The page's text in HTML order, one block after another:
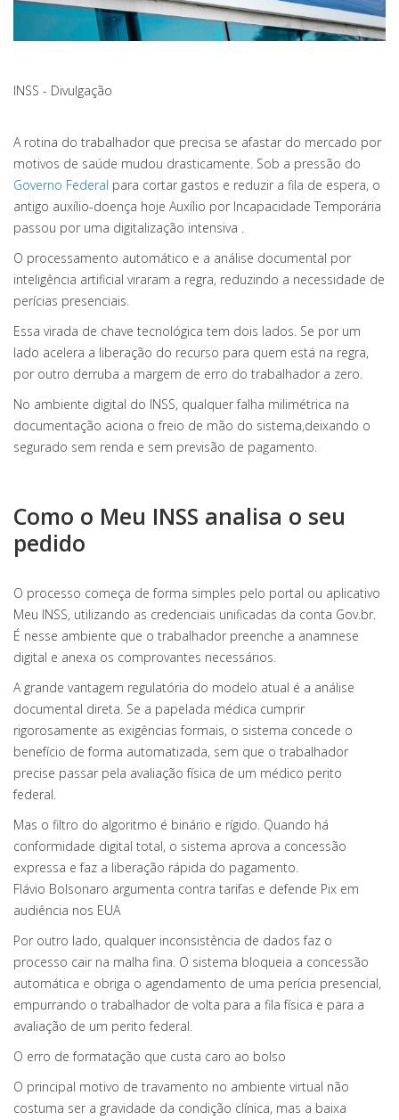
INSS - Divulgação
A rotina do trabalhador que precisa se afastar do mercado por
motivos de saúde mudou drasticamente. Sob a pressão do
Governo Federal para cortar gastos e reduzir a fila de espera, o
antigo auxílio-doença hoje Auxílio por Incapacidade Temporária
passou por uma digitalização intensiva .
O processamento automático e a análise documental por
inteligência artificial viraram a regra, reduzindo a necessidade de
perícias presenciais.
Essa virada de chave tecnológica tem dois lados. Se por um
lado acelera a liberação do recurso para quem está na regra,
por outro derruba a margem de erro do trabalhador a zero.
No ambiente digital do INSS, qualquer falha milimétrica na
documentação aciona o freio de mão do sistema,deixando o
segurado sem renda e sem previsão de pagamento.
Como o Meu INSS analisa o seu
pedido
O processo começa de forma simples pelo portal ou aplicativo
Meu INSS, utilizando as credenciais unificadas da conta Gov.br.
É nesse ambiente que o trabalhador preenche a anamnese
digital e anexa os comprovantes necessários.
A grande vantagem regulatória do modelo atual é a análise
documental direta. Se a papelada médica cumprir
rigorosamente as exigências formais, o sistema concede o
benefício de forma automatizada, sem que o trabalhador
precise passar pela avaliação física de um médico perito
federal.
Mas o filtro do algoritmo é binário e rígido. Quando há
conformidade digital total, o sistema aprova a concessão
expressa e faz a liberação rápida do pagamento.
Flávio Bolsonaro argumenta contra tarifas e defende Pix em
audiência nos EUA
Por outro lado, qualquer inconsistência de dados faz o
processo cair na malha fina. O sistema bloqueia a concessão
automática e obriga o agendamento de uma perícia presencial,
empurrando o trabalhador de volta para a fila física e para a
avaliação de um perito federal.
O erro de formatação que custa caro ao bolso
O principal motivo de travamento no ambiente virtual não
costuma ser a gravidade da condição clínica, mas a baixa